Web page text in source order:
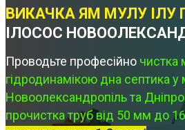
ВИКАЧКА ЯМ МУЛУ ІЛУ
ІЛОСОС
Проводьте професійно чистка
гідродинамікою дна септика у
Новоолександропіль та
прочистка труб від 50 мм до